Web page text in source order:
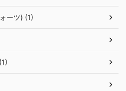
ーツ) (1)